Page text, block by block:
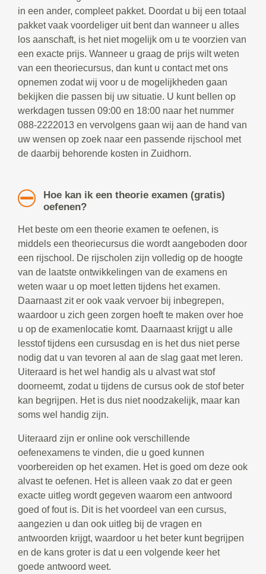
in een ander, compleet pakket. Doordat u bij een totaal
pakket vaak voordeliger uit bent dan wanneer u alles
los aanschaft, is het niet mogelijk om u te voorzien van
een exacte prijs. Wanneer u graag de prijs wilt weten
van een theoriecursus, dan kunt u contact met ons
opnemen zodat wij voor u de mogelijkheden gaan
bekijken die passen bij uw situatie. U kunt bellen op
werkdagen tussen 09:00 en 18:00 naar het nummer
088-2222013 en vervolgens gaan wij aan de hand van
uw wensen op zoek naar een passende rijschool met
de daarbij behorende kosten in Zuidhorn.
Hoe kan ik een theorie examen (gratis)
oefenen?
Het beste om een theorie examen te oefenen, is
middels een theoriecursus die wordt aangeboden door
een rijschool. De rijscholen zijn volledig op de hoogte
van de laatste ontwikkelingen van de examens en
weten waar u op moet letten tijdens het examen.
Daarnaast zit er ook vaak vervoer bij inbegrepen,
waardoor u zich geen zorgen hoeft te maken over hoe
u op de examenlocatie komt. Daarnaast krijgt u alle
lesstof tijdens een cursusdag en is het dus niet perse
nodig dat u van tevoren al aan de slag gaat met leren.
Uiteraard is het wel handig als u alvast wat stof
doorneemt, zodat u tijdens de cursus ook de stof beter
kan begrijpen. Het is dus niet noodzakelijk, maar kan
soms wel handig zijn.
Uiteraard zijn er online ook verschillende
oefenexamens te vinden, die u goed kunnen
voorbereiden op het examen. Het is goed om deze ook
alvast te oefenen. Het is alleen vaak zo dat er geen
exacte uitleg wordt gegeven waarom een antwoord
goed of fout is. Dit is het voordeel van een cursus,
aangezien u dan ook uitleg bij de vragen en
antwoorden krijgt, waardoor u het beter kunt begrijpen
en de kans groter is dat u een volgende keer het
goede antwoord weet.